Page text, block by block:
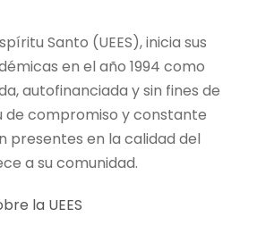
Santo (UEES), inicia sus
en el año 1994 como
autofinanciada y sin fines de
de compromiso y constante
presentes en la calidad del
a su comunidad.
la UEES